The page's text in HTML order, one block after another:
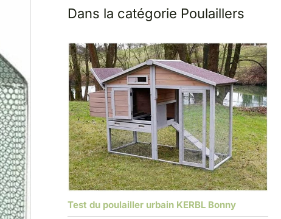
Dans la catégorie Poulaillers
Test du poulailler urbain KERBL Bonny